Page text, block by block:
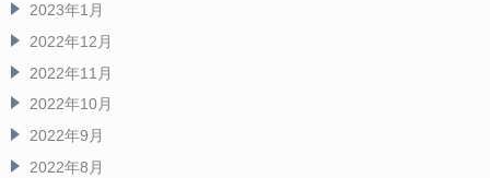
2023年1月
2022年12月
2022年11月
2022年10月
2022年9月
2022年8月